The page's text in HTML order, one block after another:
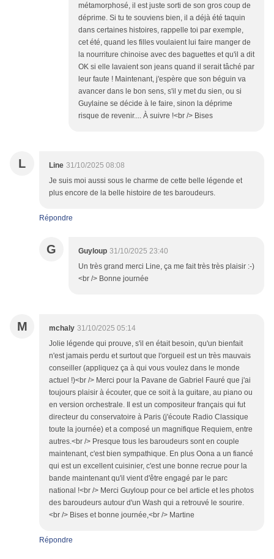
métamorphosé, il est juste sorti de son gros coup de
déprime. Si tu te souviens bien, il a déjà été taquin
dans certaines histoires, rappelle toi par exemple,
cet été, quand les filles voulaient lui faire manger de
la nourriture chinoise avec des baguettes et qu'il a dit
OK si elle lavaient son jeans quand il serait tâché par
leur faute ! Maintenant, j'espère que son béguin va
avancer dans le bon sens, s'il y met du sien, ou si
Guylaine se décide à le faire, sinon la déprime
risque de revenir.... À suivre !<br /> Bises
L Line 31/10/2025 08:08
Je suis moi aussi sous le charme de cette belle légende et
plus encore de la belle histoire de tes baroudeurs.
Répondre
G Guyloup 31/10/2025 23:40
Un très grand merci Line, ça me fait très très plaisir :-)
<br /> Bonne journée
M mchaly 31/10/2025 05:14
Jolie légende qui prouve, s'il en était besoin, qu'un bienfait
n'est jamais perdu et surtout que l'orgueil est un très mauvais
conseiller (appliquez ça à qui vous voulez dans le monde
actuel !)<br /> Merci pour la Pavane de Gabriel Fauré que j'ai
toujours plaisir à écouter, que ce soit à la guitare, au piano ou
en version orchestrale. Il est un compositeur français qui fut
directeur du conservatoire à Paris (j'écoute Radio Classique
toute la journée) et a composé un magnifique Requiem, entre
autres.<br /> Presque tous les baroudeurs sont en couple
maintenant, c'est bien sympathique. En plus Oona a un fiancé
qui est un excellent cuisinier, c'est une bonne recrue pour la
bande maintenant qu'il vient d'être engagé par le parc
national !<br /> Merci Guyloup pour ce bel article et les photos
des baroudeurs autour d'un Wash qui a retrouvé le sourire.
<br /> Bises et bonne journée,<br /> Martine
Répondre